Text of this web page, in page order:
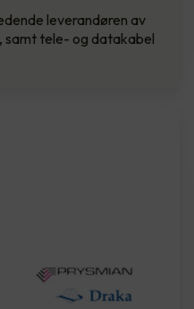
leverandøren av
samt tele- og datakabel